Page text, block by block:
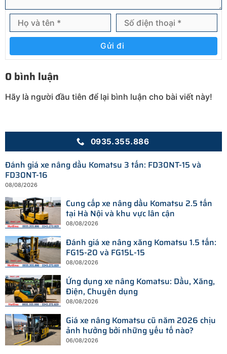
Gửi đi
0 bình luận
Hãy là người đầu tiên để lại bình luận cho bài viết này!
0935.355.886
Đánh giá xe nâng dầu Komatsu 3 tấn: FD30NT-15 và
FD30NT-16
08/08/2026
Cung cấp xe nâng dầu Komatsu 2.5 tấn
tại Hà Nội và khu vực lân cận
08/08/2026
Đánh giá xe nâng xăng Komatsu 1.5 tấn:
FG15-20 và FG15L-15
08/08/2026
Ứng dụng xe nâng Komatsu: Dầu, Xăng,
Điện, Chuyên dụng
08/08/2026
Giá xe nâng Komatsu cũ năm 2026 chịu
ảnh hưởng bởi những yếu tố nào?
06/08/2026